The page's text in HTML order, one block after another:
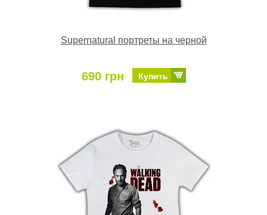
Supernatural портреты на черной
690 грн Купить